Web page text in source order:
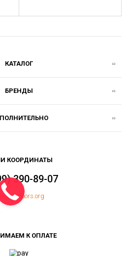
КАТАЛОГ
БРЕНДЫ
КООРДИНАТЫ
390-89-07
К ОПЛАТЕ